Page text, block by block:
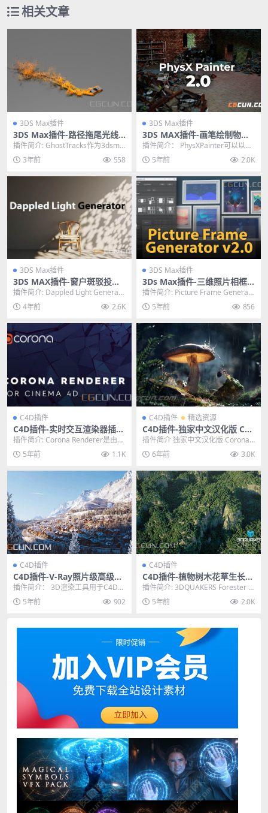
相关文章
3DS Max插件
3DS Max插件-路径拖尾光线
刀光动画插件 Ghost Trails
插件简介: GhostTracks作为3dsma
x的动画挤出修改器，旨在提供出
色...3年前 558
3DS Max插件
3DS MAX插件-画笔绘制物体
填充放置插件 PhysX Painter
v2.0
插件简介： PhysXPainter可以以绘
制的方式，将你需要的物体填充到
绘制的...
5年前 2.0K
3DS Max插件
3DS MAX插件-窗户斑驳投影
生成插件 Dappled Light Gen
erator v1.0
插件简介: Dappled Light Generato
r可以直接生成各种窗户树...
4年前 2.6K
3DS Max插件
3Ds Max插件-三维照片相框
自动创建生成器 Picture Fra
me Generator v2
插件简介: Picture Frame Generato
r 是一个在 3dsMa...
5年前 856
C4D插件
C4D插件-实时交互渲染器插件
Corona Renderer 8+7 for Ci
nema 4D R14-R25 Win
插件简介: Corona Renderer是由pe
regrinelabs机构出品...
5年前 1.1K
C4D插件 精选资源
C4D插件-独家中文汉化版 Cor
ona Renderer 4.3 实时交互
渲染器插件Win中英双语版
插件简介 独家中文汉化版 Corona
Renderer 4.3 实时交互渲染器...
6年前 3.0K
C4D插件
C4D插件-V-Ray照片级高级渲
染器插件 V-Ray Advanced 5.
10.21 Win
插件简介： 3D渲染工具用于C4D的
V-Ray将用于照片级逼真的3D渲染
的行业标...
5年前 902
C4D插件
C4D插件-植物树木花草生长森
林岩石动画插件3DQUAKERS
Forester v1.5.0
插件简介: 3DQUAKERS Forester v
1.5是Maxon Cine...
5年前 2.0K